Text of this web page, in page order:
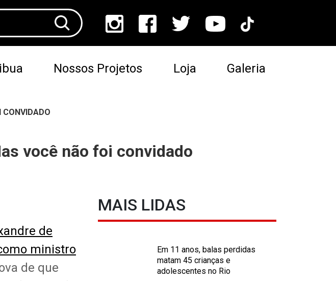
Nossos Projetos Loja Galeria
CONVIDADO
você não foi convidado
de
ministro
de que
MAIS LIDAS
Em 11 anos, balas perdidas
matam 45 crianças e
adolescentes no Rio